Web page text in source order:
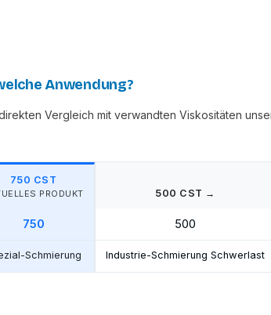
Anwendung?
Vergleich mit verwandten Viskositäten
750 CST
PRODUKT 500 CST →
750 500
Schmierung Industrie-Schmierung Schwerlast